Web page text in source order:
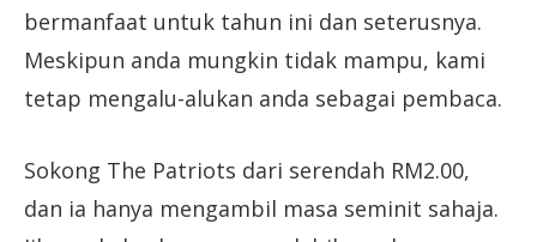
bermanfaat untuk tahun ini dan seterusnya.
Meskipun anda mungkin tidak mampu, kami
tetap mengalu-alukan anda sebagai pembaca.
Sokong The Patriots dari serendah RM2.00,
dan ia hanya mengambil masa seminit sahaja.